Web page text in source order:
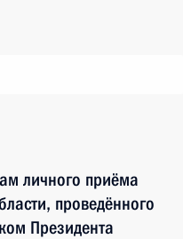
личного приёма
проведённого
Президента